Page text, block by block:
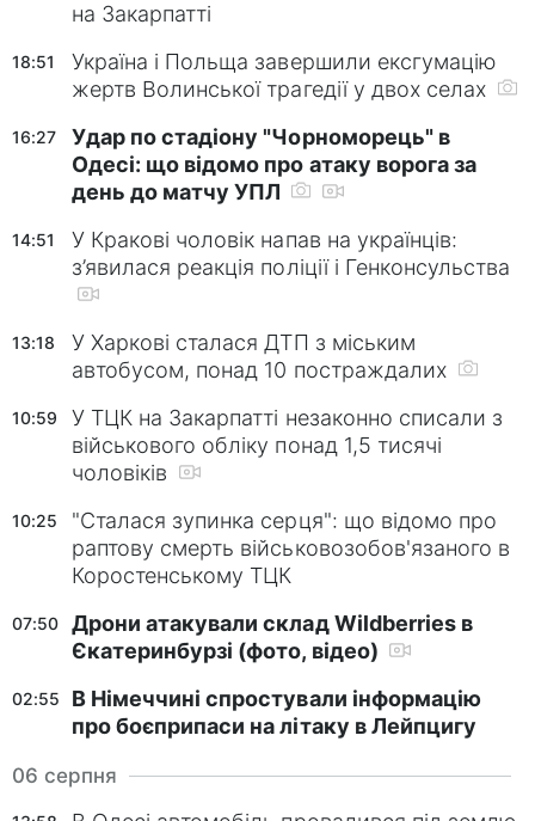
на Закарпатті
18:51
Україна і Польща завершили ексгумацію
жертв Волинської трагедії у двох селах
16:27
Удар по стадіону "Чорноморець" в
Одесі: що відомо про атаку ворога за
день до матчу УПЛ
14:51
У Кракові чоловік напав на українців:
з’явилася реакція поліції і Генконсульства
13:18
У Харкові сталася ДТП з міським
автобусом, понад 10 постраждалих
10:59
У ТЦК на Закарпатті незаконно списали з
військового обліку понад 1,5 тисячі
чоловіків
10:25
"Сталася зупинка серця": що відомо про
раптову смерть військовозобов'язаного в
Коростенському ТЦК
07:50
Дрони атакували склад Wildberries в
Єкатеринбурзі (фото, відео)
02:55
В Німеччині спростували інформацію
про боєприпаси на літаку в Лейпцигу
06 серпня